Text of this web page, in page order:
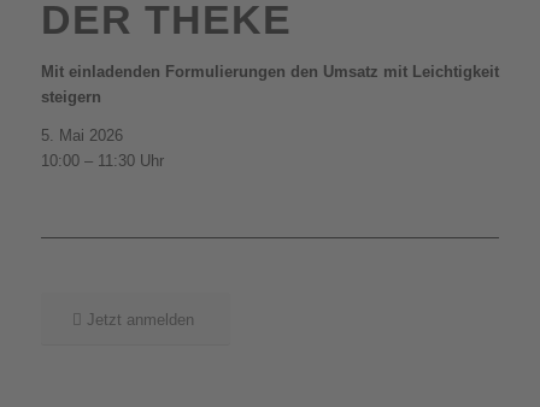
DER THEKE
Mit einladenden Formulierungen den Umsatz mit Leichtigkeit
steigern
5. Mai 2026
10:00 – 11:30 Uhr
Jetzt anmelden